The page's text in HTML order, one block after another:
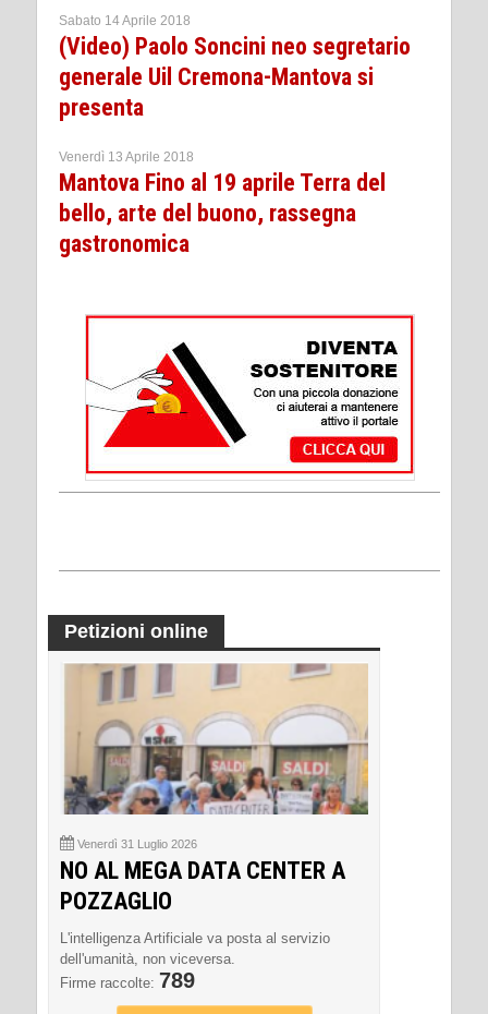
Sabato 14 Aprile 2018
(Video) Paolo Soncini neo segretario
generale Uil Cremona-Mantova si
presenta
Venerdì 13 Aprile 2018
Mantova Fino al 19 aprile Terra del
bello, arte del buono, rassegna
gastronomica
Petizioni online
Venerdì 31 Luglio 2026
NO AL MEGA DATA CENTER A
POZZAGLIO
L'intelligenza Artificiale va posta al servizio
dell'umanità, non viceversa.
Firme raccolte: 789